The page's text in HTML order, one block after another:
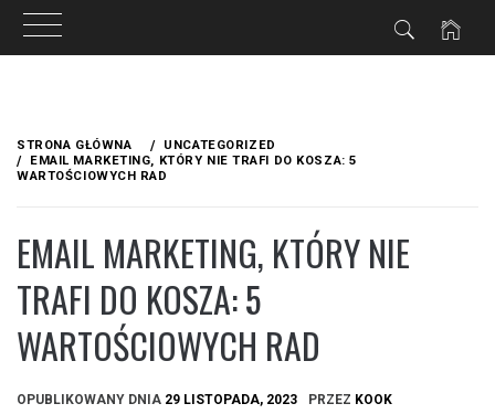
treści
STRONA GŁÓWNA
UNCATEGORIZED
EMAIL MARKETING, KTÓRY NIE TRAFI DO KOSZA: 5
WARTOŚCIOWYCH RAD
EMAIL MARKETING, KTÓRY NIE
TRAFI DO KOSZA: 5
WARTOŚCIOWYCH RAD
OPUBLIKOWANY DNIA 29 LISTOPADA, 2023 PRZEZ KOOK